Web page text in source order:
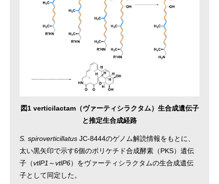
図1 verticilactam（ヴァーティシラクタム）生合成遺伝子
と推定生合成経路
S. spiroverticillatus JC-8444のゲノム解読情報をもとに、
太い黒矢印で示す6個のポリケチド合成酵素（PKS）遺伝
子（vtlP1 ～vtlP6）をヴァーティシラクタムの生合成遺伝
子として同定した。